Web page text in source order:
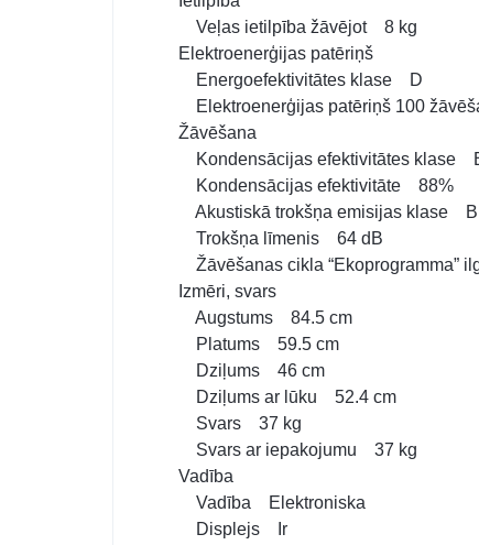
Veļas ietilpība žāvējot 8 kg
Elektroenerģijas patēriņš
Energoefektivitātes klase D
Elektroenerģijas patēriņš 100
Žāvēšana
Kondensācijas efektivitātes klase
Kondensācijas efektivitāte 88%
Akustiskā trokšņa emisijas klase B
Trokšņa līmenis 64 dB
Žāvēšanas cikla “Ekoprogramma”
Izmēri, svars
Augstums 84.5 cm
Platums 59.5 cm
Dziļums 46 cm
Dziļums ar lūku 52.4 cm
Svars 37 kg
Svars ar iepakojumu 37 kg
Vadība
Vadība Elektroniska
Displejs Ir